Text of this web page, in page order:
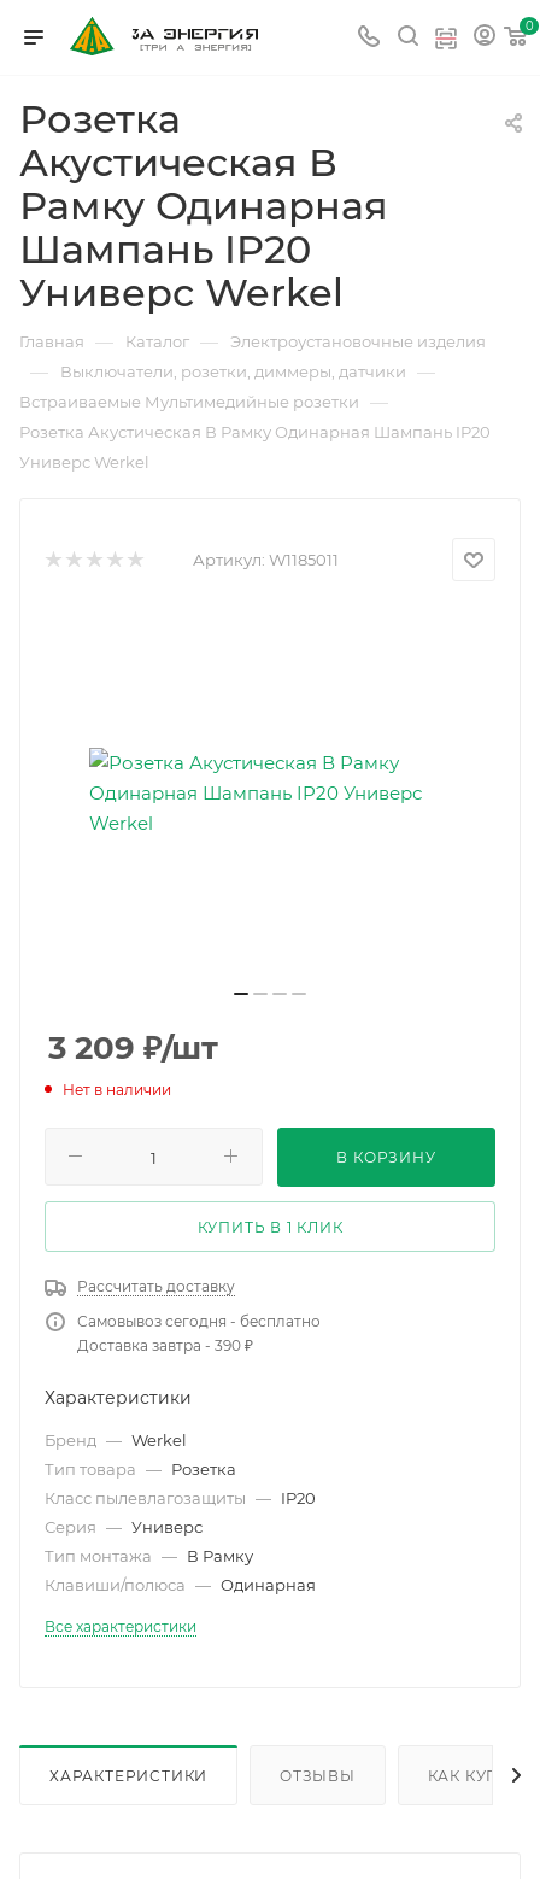
0
Розетка
Акустическая В
Рамку Одинарная
Шампань IP20
Универс Werkel
Главная — Каталог — Электроустановочные изделия
— Выключатели, розетки, диммеры, датчики —
Встраиваемые Мультимедийные розетки —
Розетка Акустическая В Рамку Одинарная Шампань IP20
Универс Werkel
Артикул: W1185011
3 209 ₽/шт
Нет в наличии
В КОРЗИНУ
КУПИТЬ В 1 КЛИК
Рассчитать доставку
Самовывоз сегодня - бесплатно
Доставка завтра - 390 ₽
Характеристики
Бренд — Werkel
Тип товара — Розетка
Класс пылевлагозащиты — IP20
Серия — Универс
Тип монтажа — В Рамку
Клавиши/полюса — Одинарная
Все характеристики
ХАРАКТЕРИСТИКИ ОТЗЫВЫ КАК КУПИТЬ